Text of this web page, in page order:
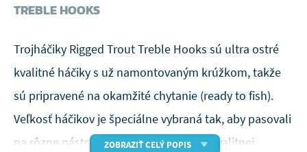
TREBLE HOOKS
Trojháčiky Rigged Trout Treble Hooks sú ultra ostré
kvalitné háčiky s už namontovaným krúžkom, takže
sú pripravené na okamžité chytanie (ready to fish).
Veľkosť háčikov je špeciálne vybraná tak, aby pasovali
na rôzne nástrahy. Háčiky sú balené v kvalitnej
ZOBRAZIŤ CELÝ POPIS